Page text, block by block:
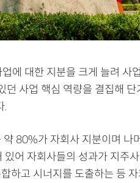
에 대한 지분을 크게 늘려 사
사업 핵심 역량을 결집해 단
.
80%가 자회사 지분이며 나
어 자회사들의 성과가 지주
하고 시너지를 도출하는 등